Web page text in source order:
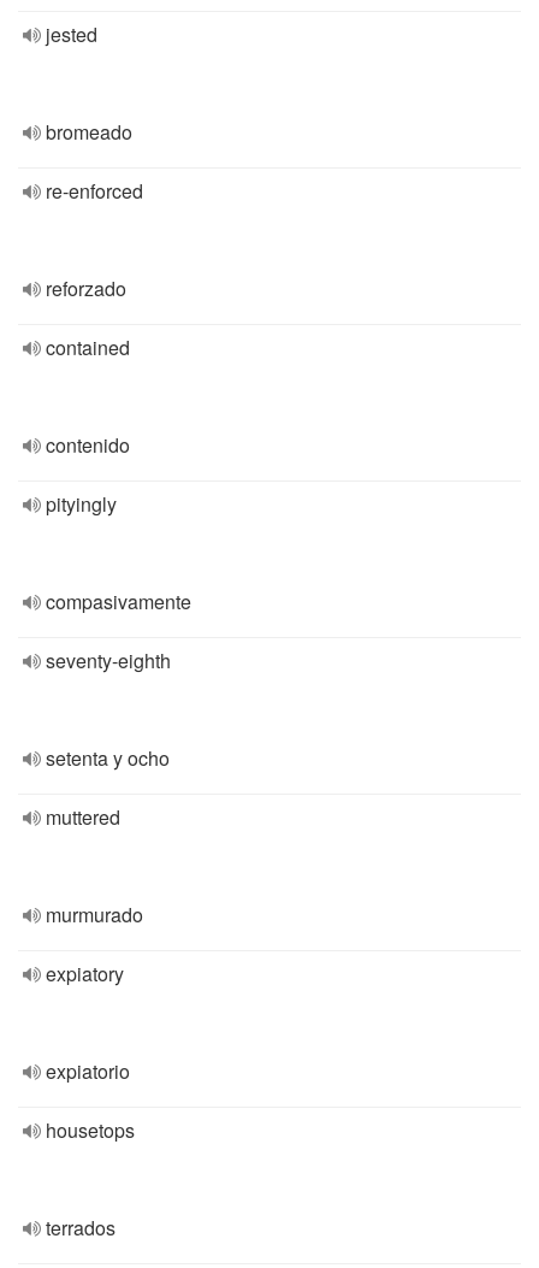
jested
bromeado
re-enforced
reforzado
contained
contenido
pityingly
compasivamente
seventy-eighth
setenta y ocho
muttered
murmurado
expiatory
expiatorio
housetops
terrados